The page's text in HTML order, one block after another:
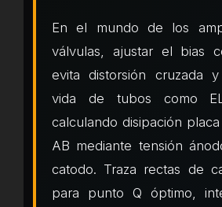
En el mundo de los
válvulas, ajustar el bias
evita distorsión cruzada
vida de tubos como
calculando disipación
AB mediante tensión
catodo. Traza rectas de
para punto Q óptimo,